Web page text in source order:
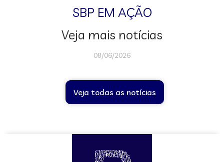
SBP EM AÇÃO
Veja mais notícias
08/06/2026
Veja todas as notícias